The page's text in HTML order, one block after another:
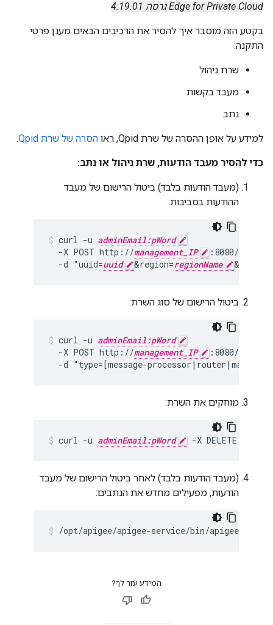
Edge for Private Cloud גרסה 4.19.01
בקטע הזה מוסבר איך להסיר את הרכיבים הבאים מענן פרטי
התקנה:
שרת ניהול
מעבד בקשות
נתב
למידע על אופן ההסרה של שרת Qpid, ראו הסרה של שרת Qpid .
כדי להסיר מעבד הודעות, שרת ניהול או נתב:
(מעבד הודעות בלבד) ביטול הרישום של מעבד
ההודעות בסביבות:
curl -u adminEmail:pWord
  -X POST http://
management_IP :8080/v1/o/
  -d "uuid=
uuid &region=regionName &pod=
ביטול הרישום של סוג השרת:
curl -u adminEmail:pWord
  -X POST http://
management_IP
:8080/v1/
-d "type=[message-
מוחקים את השרת:
curl -u adminEmail:pWord -X DELETE
(מעבד הודעות בלבד) לאחר ביטול הרישום של מעבד
הודעות, מפעילים מחדש את הנתבים:
/opt/apigee/apigee-service/bin/apigee-
המידע עזר לך?